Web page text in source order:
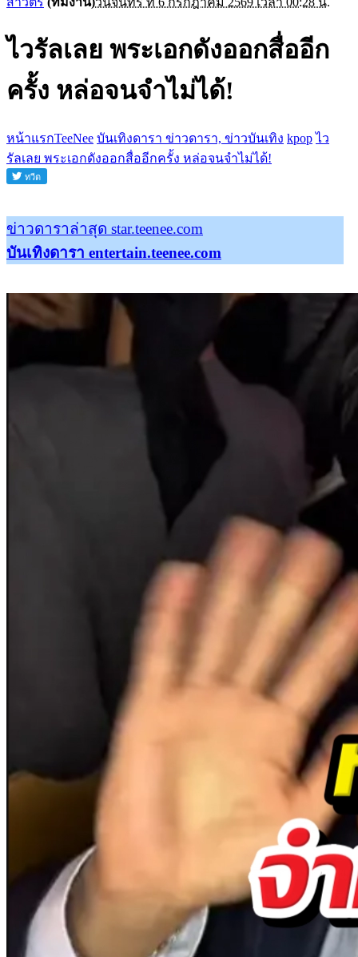
ไวรัลเลย พระเอกดังออกสื่ออีก
ครั้ง หล่อจนจำไม่ได้!
หน้าแรกTeeNee บันเทิงดารา ข่าวดารา, ข่าวบันเทิง kpop ไว
รัลเลย พระเอกดังออกสื่ออีกครั้ง หล่อจนจำไม่ได้!
ข่าวดาราล่าสุด star.teenee.com
บันเทิงดารา entertain.teenee.com